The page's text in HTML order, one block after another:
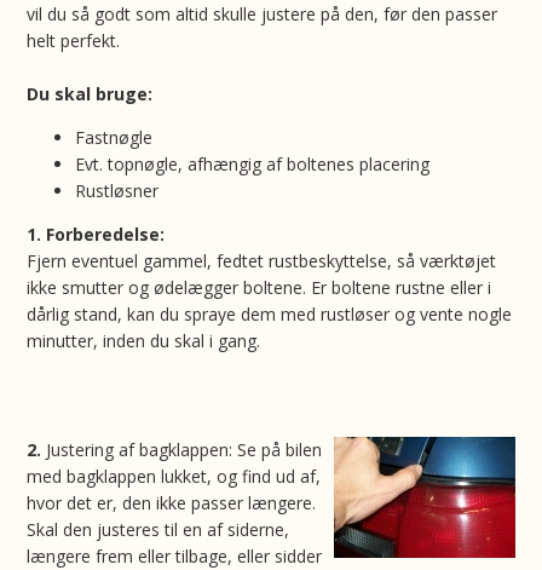
vil du så godt som altid skulle justere på den, før den passer
helt perfekt.
Du skal bruge:
Fastnøgle
Evt. topnøgle, afhængig af boltenes placering
Rustløsner
1. Forberedelse:
Fjern eventuel gammel, fedtet rustbeskyttelse, så værktøjet
ikke smutter og ødelægger boltene. Er boltene rustne eller i
dårlig stand, kan du spraye dem med rustløser og vente nogle
minutter, inden du skal i gang.
2. Justering af bagklappen: Se på bilen
med bagklappen lukket, og find ud af,
hvor det er, den ikke passer længere.
Skal den justeres til en af siderne,
længere frem eller tilbage, eller sidder